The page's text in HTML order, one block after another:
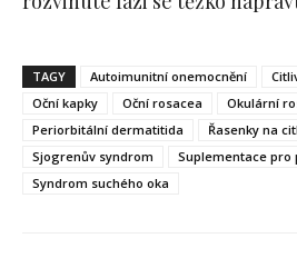
TAGY Autoimunitní onemocnění
Oční kapky
Oční rosacea
Okulární
Periorbitální dermatitida
Řasenky na
Sjogrenův syndrom
Suplementace pro
Syndrom suchého oka